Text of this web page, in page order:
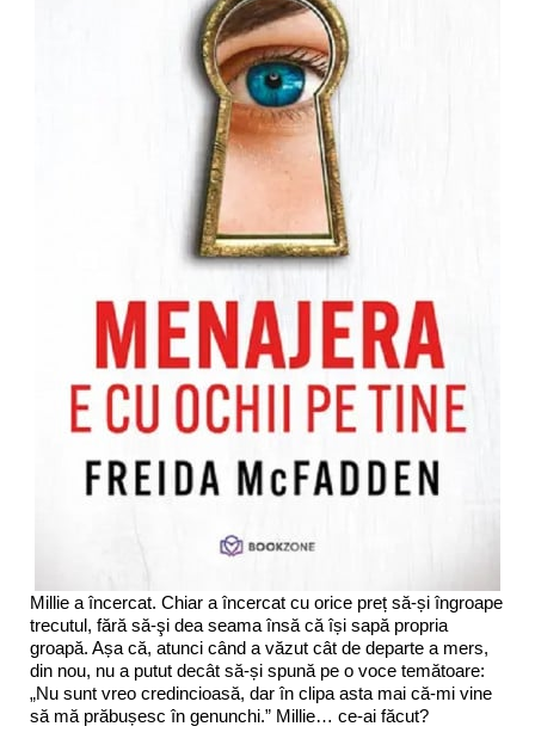
Millie a încercat. Chiar a încercat cu orice preț să-și îngroape
trecutul, fără să-şi dea seama însă că își sapă propria
groapă. Așa că, atunci când a văzut cât de departe a mers,
din nou, nu a putut decât să-și spună pe o voce temătoare:
„Nu sunt vreo credincioasă, dar în clipa asta mai că-mi vine
să mă prăbușesc în genunchi.” Millie… ce-ai făcut?